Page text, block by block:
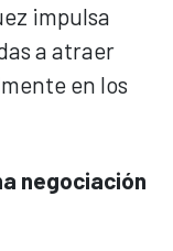
impulsa
a atraer
en los
negociación